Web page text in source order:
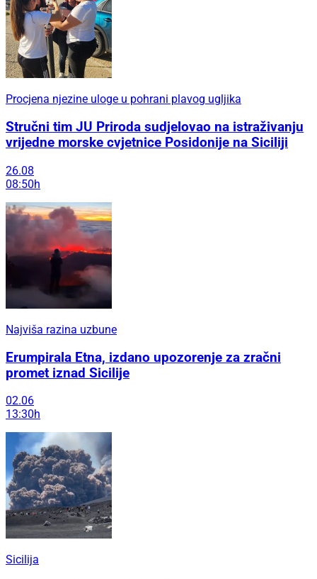
Procjena njezine uloge u pohrani plavog ugljika
Stručni tim JU Priroda sudjelovao na istraživanju
vrijedne morske cvjetnice Posidonije na Siciliji
26.08
08:50h
Najviša razina uzbune
Erumpirala Etna, izdano upozorenje za zračni
promet iznad Sicilije
02.06
13:30h
Sicilija